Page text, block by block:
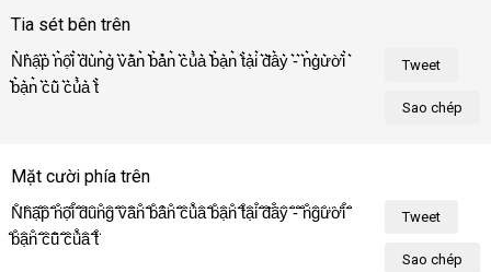
Tia sét bên trên
Tweet
Sao chép
N͛h͛ậ͛p͛ ͛n͛ộ͛i͛ ͛d͛u͛n͛g͛ ͛v͛ă͛n͛ ͛b͛ả͛n͛ ͛c͛ủ͛a͛ ͛b͛ạ͛n͛ ͛t͛ạ͛i͛ ͛đ͛â͛y͛ ͛-͛ ͛n͛g͛ư͛ờ͛i͛
͛b͛ạ͛n͛ ͛c͛ũ͛ ͛c͛ủ͛a͛ ͛t͛ô͛i͛!͛
Mặt cười phía trên
Tweet
Sao chép
N̐̈h̐̈ậ̐̈p̐̈ ̐̈n̐̈ộ̐̈i̐̈ ̐̈d̐̈u̐̈n̐̈g̐̈ ̐̈v̐̈ă̐̈n̐̈ ̐̈b̐̈ả̐̈n̐̈ ̐̈c̐̈ủ̐̈a̐̈ ̐̈b̐̈ạ̐̈n̐̈ ̐̈t̐̈ạ̐̈i̐̈ ̐̈đ̐̈â̐̈y̐̈ ̐̈-̐̈ ̐̈n̐̈g̐̈ư̐̈ờ̐̈i̐̈
̐̈b̐̈ạ̐̈n̐̈ ̐̈c̐̈ũ̐̈ ̐̈c̐̈ủ̐̈a̐̈ ̐̈t̐̈ô̐̈i̐̈!̐̈